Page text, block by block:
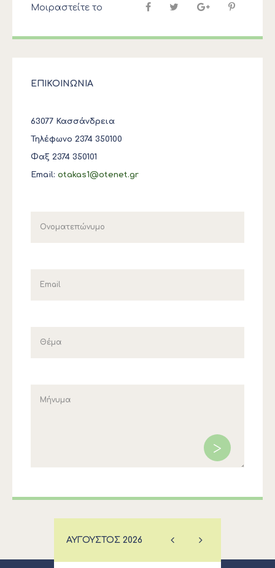
Μοιραστείτε το
ΕΠΙΚΟΙΝΩΝΙΑ
63077 Κασσάνδρεια
Τηλέφωνο 2374 350100
Φαξ 2374 350101
Email: otakas1@otenet.gr
ΑΎΓΟΥΣΤΟΣ 2026